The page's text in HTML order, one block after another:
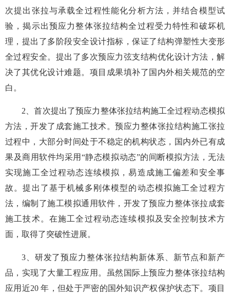
次提出张拉与承载全过程性能化分析方法，并结合模型试
验，揭示出预应力整体张拉结构全过程受力特性和破坏机
理，提出了多阶段安全设计指标，保证了结构弹塑性大变形
全过程安全。提出了多次预应力弦支结构优化设计方法，解
决了其优化设计难题。项目成果填补了国内外相关规范的空
白。
2、首次提出了预应力整体张拉结构施工全过程动态模拟
方法，开发了成套施工技术。预应力整体张拉结构施工张拉
过程中，大部分时间处于不稳定的机构状态，国内外已有成
果及商用软件均采用“静态模拟动态”的间断模拟方法，无法
实现施工全过程动态连续模拟，易造成施工偏差和安全事
故。提出了基于机械多刚体模型的动态模拟施工全过程方
法，编制了施工模拟通用软件，开发了预应力整体张拉成套
施工技术。在施工全过程动态连续模拟及安全控制技术方
面，取得了突破性进展。
3、研发了预应力整体张拉结构新体系、新节点和新产
品，实现了大量工程应用。虽然国际上预应力整体张拉结构
应用近20 年，但处于严密的国外知识产权保护状态下。项目